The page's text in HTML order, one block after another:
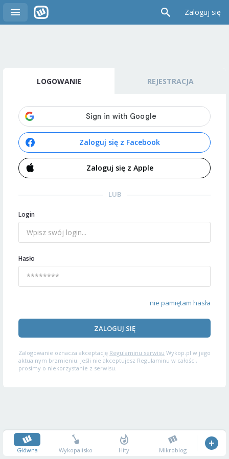
Zaloguj się
LOGOWANIE REJESTRACJA
Zaloguj się z Facebook
Zaloguj się z Apple
LUB
Login
Hasło
nie pamiętam hasła
ZALOGUJ SIĘ
Zalogowanie oznacza akceptację Regulaminu serwisu Wykop.pl w jego
aktualnym brzmieniu. Jeśli nie akceptujesz Regulaminu w całości,
prosimy o niekorzystanie z serwisu.
Główna Wykopalisko Hity Mikroblog